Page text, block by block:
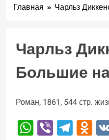
Главная Чарльз
Чарльз
Большие
Роман, 1861, 544 стр.
WhatsApp
Viber